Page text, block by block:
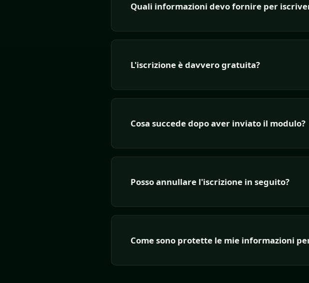
Quali informazioni devo fornire per
L'iscrizione è davvero gratuita?
Cosa succede dopo aver inviato il modulo?
Posso annullare l'iscrizione in seguito?
Come sono protette le mie informazioni